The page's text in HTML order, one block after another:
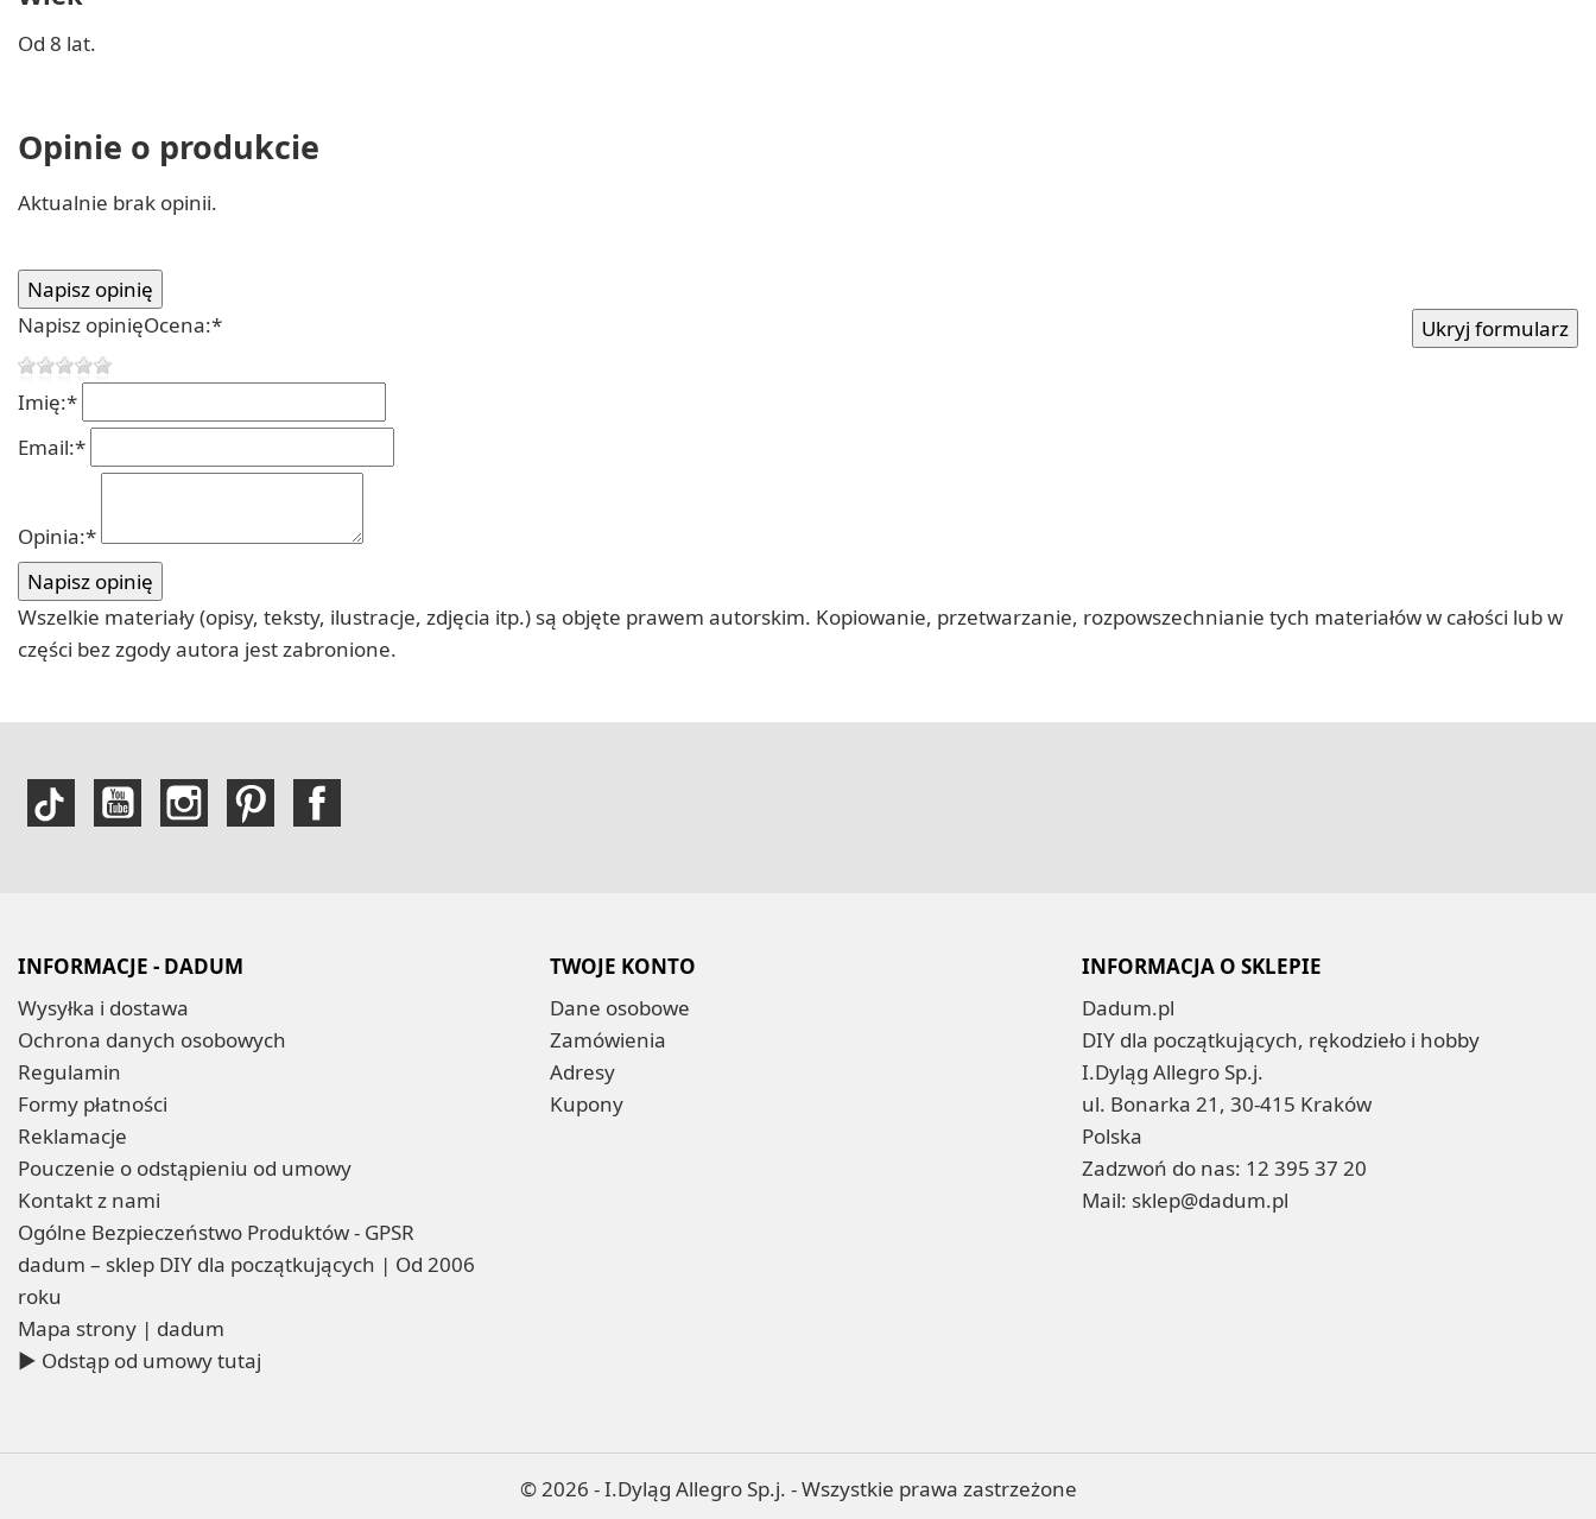
Od 8 lat.
Opinie o produkcie
Aktualnie brak opinii.
Napisz opinięOcena:*
Imię:*
Email:*
Opinia:*
Wszelkie materiały (opisy, teksty, ilustracje, zdjęcia itp.) są objęte prawem autorskim. Kopiowanie, przetwarzanie, rozpowszechnianie tych materiałów w całości lub w
części bez zgody autora jest zabronione.
INFORMACJE - DADUM
Wysyłka i dostawa
Ochrona danych osobowych
Regulamin
Formy płatności
Reklamacje
Pouczenie o odstąpieniu od umowy
Kontakt z nami
Ogólne Bezpieczeństwo Produktów - GPSR
dadum – sklep DIY dla początkujących | Od 2006
roku
Mapa strony | dadum
▶ Odstąp od umowy tutaj
TWOJE KONTO
Dane osobowe
Zamówienia
Adresy
Kupony
INFORMACJA O SKLEPIE
Dadum.pl
DIY dla początkujących, rękodzieło i hobby
I.Dyląg Allegro Sp.j.
ul. Bonarka 21, 30-415 Kraków
Polska
Zadzwoń do nas: 12 395 37 20
Mail: sklep@dadum.pl
© 2026 - I.Dyląg Allegro Sp.j. - Wszystkie prawa zastrzeżone